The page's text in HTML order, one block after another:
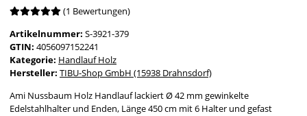
(1 Bewertungen)
Artikelnummer: S-3921-379
GTIN: 4056097152241
Kategorie: Handlauf Holz
Hersteller: TIBU-Shop GmbH (15938 Drahnsdorf)
Ami Nussbaum Holz Handlauf lackiert Ø 42 mm gewinkelte
Edelstahlhalter und Enden, Länge 450 cm mit 6 Halter und gefast